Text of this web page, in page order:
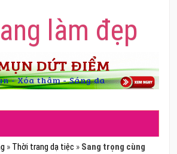
làm đẹp
» Thời trang dạ tiệc » Sang trọng cùng